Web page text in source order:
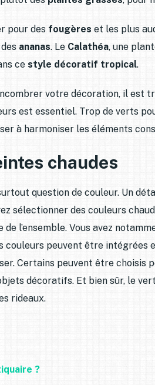
pour des fougères et les plus
ananas. Le Calathéa, une
ce style décoratif tropical.
votre décoration, il est
est essentiel. Trop de verts
à harmoniser les éléments
chaudes
question de couleur. Un
sélectionner des couleurs
de l’ensemble. Vous avez
couleurs peuvent être intégrées
Certains peuvent être choisis
décoratifs. Et bien sûr, le
rideaux.
?